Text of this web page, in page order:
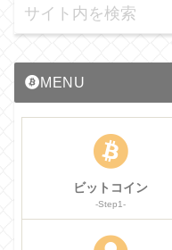
MENU
ビットコイン
-Step1-